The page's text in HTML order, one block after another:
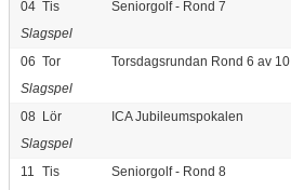
04 Tis
Seniorgolf - Rond 7
Slagspel
06 Tor
Torsdagsrundan Rond 6 av 10
Slagspel
08
Lör
ICA Jubileumspokalen
Slagspel
11 Tis
Seniorgolf - Rond 8